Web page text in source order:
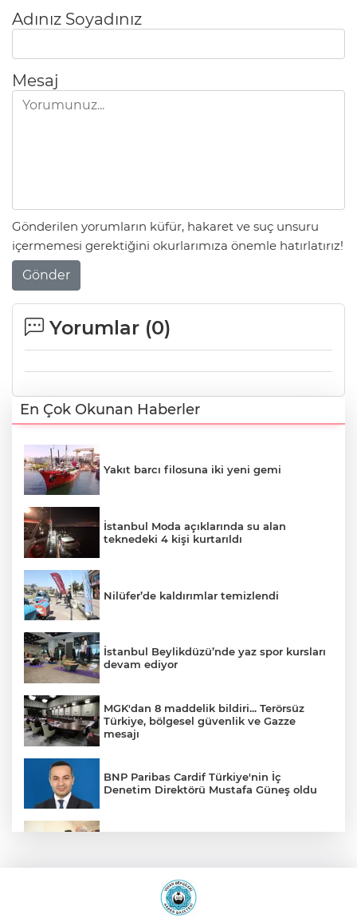
Adınız Soyadınız
Mesaj
Gönderilen yorumların küfür, hakaret ve suç unsuru
içermemesi gerektiğini okurlarımıza önemle hatırlatırız!
Gönder
Yorumlar (0)
En Çok Okunan Haberler
Yakıt barcı filosuna iki yeni gemi
İstanbul Moda açıklarında su alan
teknedeki 4 kişi kurtarıldı
Nilüfer’de kaldırımlar temizlendi
İstanbul Beylikdüzü’nde yaz spor kursları
devam ediyor
MGK'dan 8 maddelik bildiri... Terörsüz
Türkiye, bölgesel güvenlik ve Gazze
mesajı
BNP Paribas Cardif Türkiye'nin İç
Denetim Direktörü Mustafa Güneş oldu
Sakarya’da ücretsiz doğalgaza
kavuşacaklar